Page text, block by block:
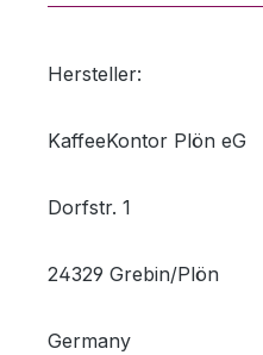
Hersteller:
KaffeeKontor Plön eG
Dorfstr. 1
24329 Grebin/Plön
Germany